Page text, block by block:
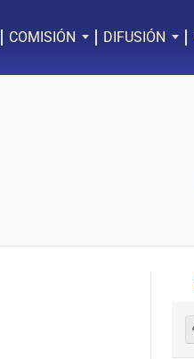
COMISIÓN DIFUSIÓN